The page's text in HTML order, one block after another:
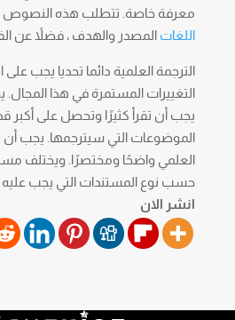
معرفة خاصة. تتطلب هذه النصوص
اللغات المصدر والهدف ، فضلاً عن
الترجمة العلمية دائما تحديا يجب على
التغييرات المستمرة في هذا المجال.
يجب أن تقرأ كثيرًا وتحصل على
الموضوعات التي سيترجمها. يجب
العلمي واضحًا ومختصرًا. ويختلف
حسب نوع المستندات التي يجب عليه
انشر الان